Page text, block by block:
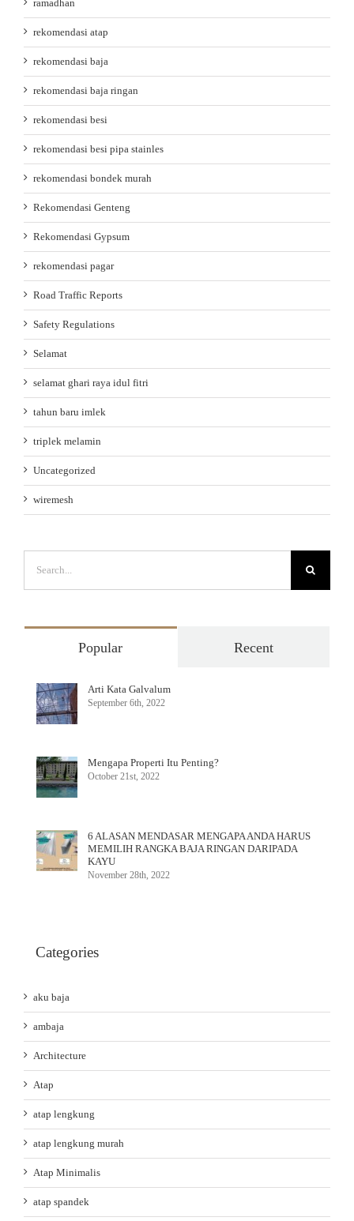
ramadhan
rekomendasi atap
rekomendasi baja
rekomendasi baja ringan
rekomendasi besi
rekomendasi besi pipa stainles
rekomendasi bondek murah
Rekomendasi Genteng
Rekomendasi Gypsum
rekomendasi pagar
Road Traffic Reports
Safety Regulations
Selamat
selamat ghari raya idul fitri
tahun baru imlek
triplek melamin
Uncategorized
wiremesh
for:
Popular Recent
Arti Kata Galvalum
September 6th, 2022
Mengapa Properti Itu Penting?
October 21st, 2022
6 ALASAN MENDASAR MENGAPA ANDA HARUS
MEMILIH RANGKA BAJA RINGAN DARIPADA
KAYU
November 28th, 2022
Categories
aku baja
ambaja
Architecture
Atap
atap lengkung
atap lengkung murah
Atap Minimalis
atap spandek